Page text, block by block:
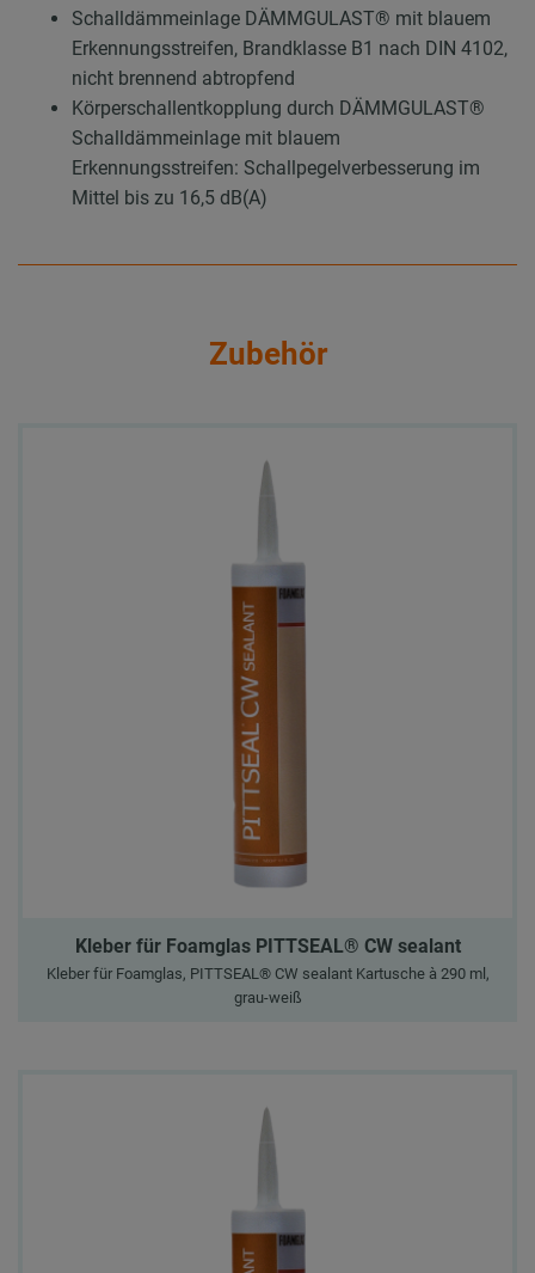
Schalldämmeinlage DÄMMGULAST® mit blauem
Erkennungsstreifen, Brandklasse B1 nach DIN 4102,
nicht brennend abtropfend
Körperschallentkopplung durch DÄMMGULAST®
Schalldämmeinlage mit blauem
Erkennungsstreifen: Schallpegelverbesserung im
Mittel bis zu 16,5 dB(A)
Zubehör
Kleber für Foamglas PITTSEAL® CW sealant
Kleber für Foamglas, PITTSEAL® CW sealant Kartusche à 290 ml,
grau-weiß